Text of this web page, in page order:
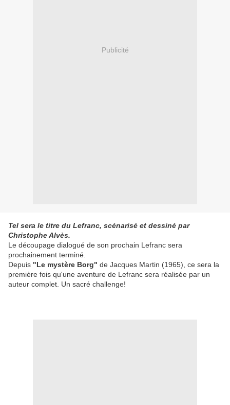
Publicité
Tel sera le titre du Lefranc, scénarisé et dessiné par
Christophe Alvès.
Le découpage dialogué de son prochain Lefranc sera
prochainement terminé.
Depuis "Le mystère Borg" de Jacques Martin (1965), ce sera la
première fois qu'une aventure de Lefranc sera réalisée par un
auteur complet. Un sacré challenge!